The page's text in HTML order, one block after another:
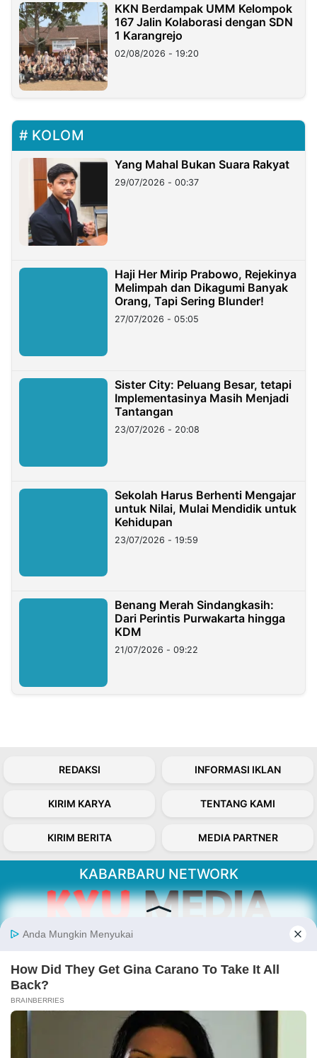
KKN Berdampak UMM Kelompok
167 Jalin Kolaborasi dengan SDN
1 Karangrejo
02/08/2026 - 19:20
KOLOM
Yang Mahal Bukan Suara Rakyat
29/07/2026 - 00:37
Haji Her Mirip Prabowo, Rejekinya
Melimpah dan Dikagumi Banyak
Orang, Tapi Sering Blunder!
27/07/2026 - 05:05
Sister City: Peluang Besar, tetapi
Implementasinya Masih Menjadi
Tantangan
23/07/2026 - 20:08
Sekolah Harus Berhenti Mengajar
untuk Nilai, Mulai Mendidik untuk
Kehidupan
23/07/2026 - 19:59
Benang Merah Sindangkasih:
Dari Perintis Purwakarta hingga
KDM
21/07/2026 - 09:22
REDAKSI INFORMASI IKLAN
KIRIM KARYA TENTANG KAMI
KIRIM BERITA MEDIA PARTNER
KABARBARU NETWORK
Follow Kabarbaru